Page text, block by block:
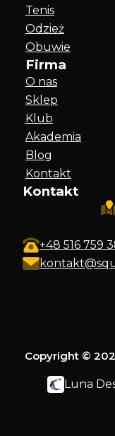
Tenis
Odzież
Obuwie
Firma
O nas
Sklep
Klub
Akademia
Blog
Kontakt
Kontakt
+48 516 759
Copyright ©
Luna